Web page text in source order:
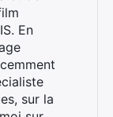
En
sur la